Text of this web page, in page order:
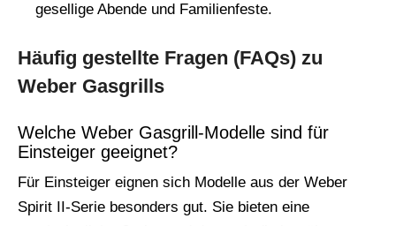
gesellige Abende und Familienfeste.
Häufig gestellte Fragen (FAQs) zu
Weber Gasgrills
Welche Weber Gasgrill-Modelle sind für
Einsteiger geeignet?
Für Einsteiger eignen sich Modelle aus der Weber
Spirit II-Serie besonders gut. Sie bieten eine